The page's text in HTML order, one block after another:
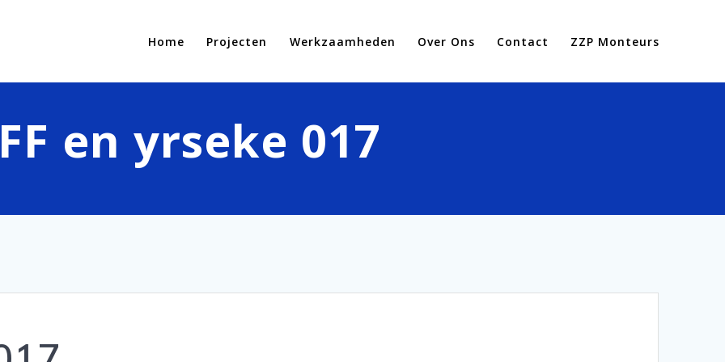
Home Projecten Werkzaamheden Over Ons Contact ZZP Monteurs
en yrseke 017